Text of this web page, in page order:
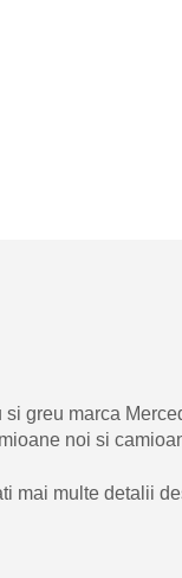
greu marca
noi si
mai multe detalii